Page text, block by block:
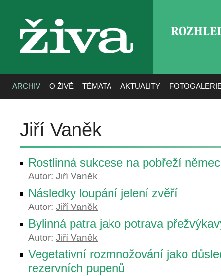
živa
ARCHIV O ŽIVĚ TÉMATA AKTUALITY
Jiří Vaněk
Rostlinná sukcese na pobřeží
Autor: Jiří Vaněk
Následky loupání jelení zvěří
Autor: Jiří Vaněk
Bylinná patra jako potrava
Autor: Jiří Vaněk
Vegetativní rozmnožování jako
rezervních pupenů